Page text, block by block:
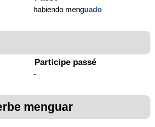
habiendo menguado
Participe passé
-
menguar